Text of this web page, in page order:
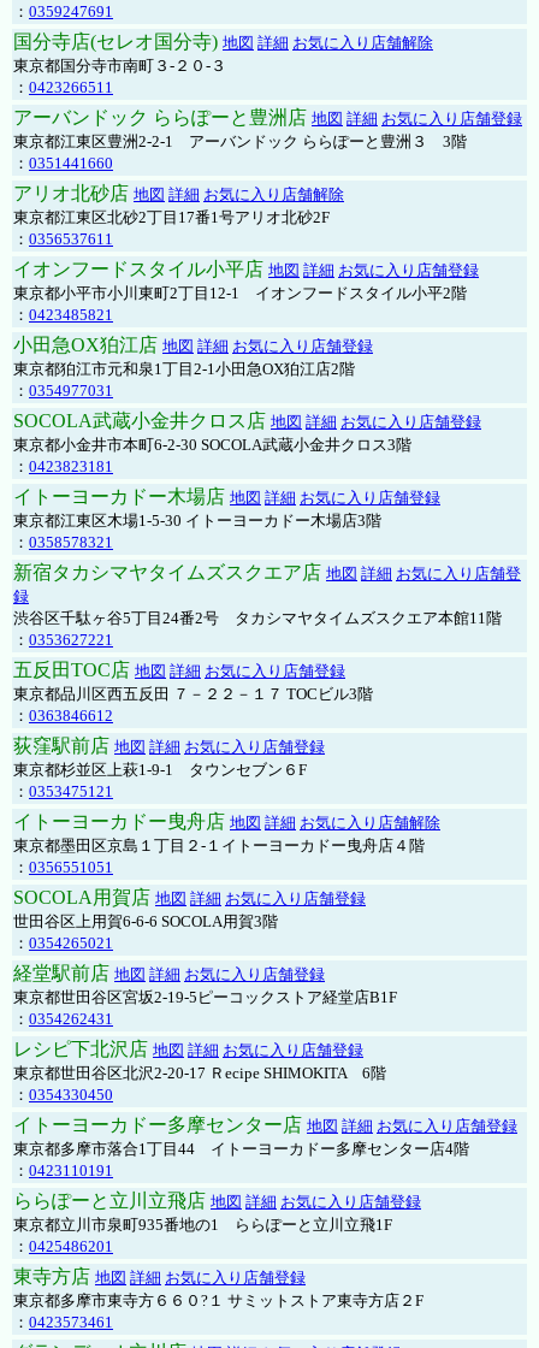
： 0359247691
国分寺店(セレオ国分寺) 地図 詳細 お気に入り店舗解除
東京都国分寺市南町３-２０-３
： 0423266511
アーバンドック ららぽーと豊洲店 地図 詳細 お気に入り店舗登録
東京都江東区豊洲2-2-1 アーバンドック ららぽーと豊洲３ 3階
： 0351441660
アリオ北砂店 地図 詳細 お気に入り店舗解除
東京都江東区北砂2丁目17番1号アリオ北砂2F
： 0356537611
イオンフードスタイル小平店 地図 詳細 お気に入り店舗登録
東京都小平市小川東町2丁目12-1 イオンフードスタイル小平2階
： 0423485821
小田急OX狛江店 地図 詳細 お気に入り店舗登録
東京都狛江市元和泉1丁目2-1小田急OX狛江店2階
： 0354977031
SOCOLA武蔵小金井クロス店 地図 詳細 お気に入り店舗登録
東京都小金井市本町6-2-30 SOCOLA武蔵小金井クロス3階
： 0423823181
イトーヨーカドー木場店 地図 詳細 お気に入り店舗登録
東京都江東区木場1-5-30 イトーヨーカドー木場店3階
： 0358578321
新宿タカシマヤタイムズスクエア店 地図 詳細 お気に入り店舗登
録
渋谷区千駄ヶ谷5丁目24番2号 タカシマヤタイムズスクエア本館11階
： 0353627221
五反田TOC店 地図 詳細 お気に入り店舗登録
東京都品川区西五反田 ７－２２－１７ TOCビル3階
： 0363846612
荻窪駅前店 地図 詳細 お気に入り店舗登録
東京都杉並区上萩1-9-1 タウンセブン６F
： 0353475121
イトーヨーカドー曳舟店 地図 詳細 お気に入り店舗解除
東京都墨田区京島１丁目２-１イトーヨーカドー曳舟店４階
： 0356551051
SOCOLA用賀店 地図 詳細 お気に入り店舗登録
世田谷区上用賀6-6-6 SOCOLA用賀3階
： 0354265021
経堂駅前店 地図 詳細 お気に入り店舗登録
東京都世田谷区宮坂2-19-5ピーコックストア経堂店B1F
： 0354262431
レシピ下北沢店 地図 詳細 お気に入り店舗登録
東京都世田谷区北沢2-20-17 Ｒecipe SHIMOKITA 6階
： 0354330450
イトーヨーカドー多摩センター店 地図 詳細 お気に入り店舗登録
東京都多摩市落合1丁目44 イトーヨーカドー多摩センター店4階
： 0423110191
ららぽーと立川立飛店 地図 詳細 お気に入り店舗登録
東京都立川市泉町935番地の1 ららぽーと立川立飛1F
： 0425486201
東寺方店 地図 詳細 お気に入り店舗登録
東京都多摩市東寺方６６０?１ サミットストア東寺方店２F
： 0423573461